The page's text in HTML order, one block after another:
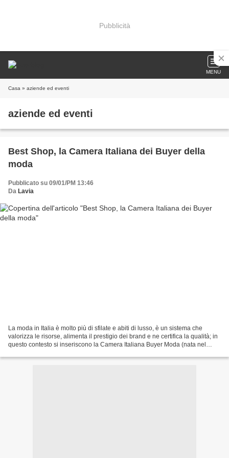
Pubblicità
MENU
Casa » aziende ed eventi
aziende ed eventi
Best Shop, la Camera Italiana dei Buyer della
moda
Pubblicato su 09/01/PM 13:46
Da Lavia
La moda in Italia è molto più di sfilate e abiti di lusso, è un sistema che
valorizza le risorse, alimenta il prestigio dei brand e ne certifica la qualità; in
questo contesto si inseriscono la Camera Italiana Buyer Moda (nata nel